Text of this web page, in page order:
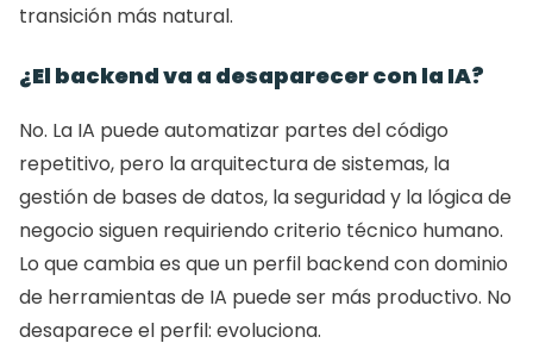
transición más natural.
¿El backend va a desaparecer con la IA?
No. La IA puede automatizar partes del código
repetitivo, pero la arquitectura de sistemas, la
gestión de bases de datos, la seguridad y la lógica de
negocio siguen requiriendo criterio técnico humano.
Lo que cambia es que un perfil backend con dominio
de herramientas de IA puede ser más productivo. No
desaparece el perfil: evoluciona.